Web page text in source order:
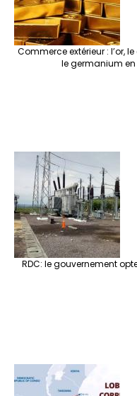
Commerce extérieur : l’or,
le germanium
RDC: le gouvernement